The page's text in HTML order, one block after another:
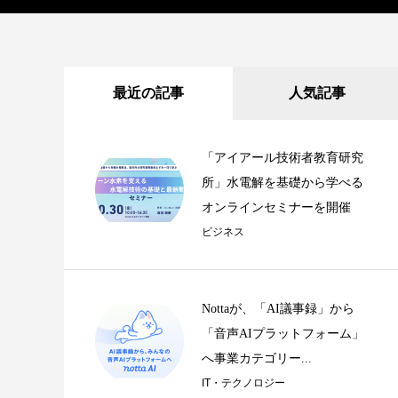
最近の記事 人気記事
「アイアール技術者教育研究
所」水電解を基礎から学べる
オンラインセミナーを開催
ビジネス
Nottaが、「AI議事録」から
「音声AIプラットフォーム」
へ事業カテゴリー...
IT・テクノロジー